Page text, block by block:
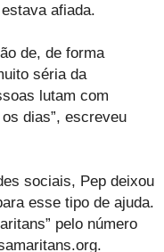
afiada.
de, de forma
séria da
lutam com
dias”, escreveu
sociais, Pep deixou
esse tipo de ajuda.
pelo número